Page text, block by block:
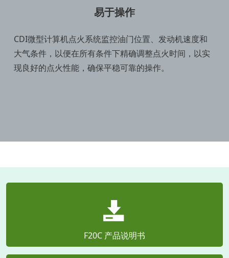
易于操作
CDI微型计算机点火系统监控油门位置、发动机速度和
大气条件，以便在所有条件下精确调整点火时间，以实
现良好的点火性能，确保平稳可靠的操作。
F20C 产品说明书